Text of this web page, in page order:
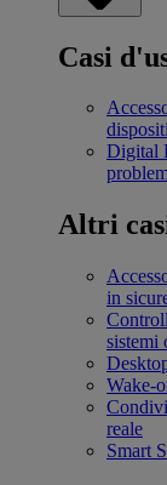
Casi
Digital
Altri
in
sistemi
Wake-
reale
Smart